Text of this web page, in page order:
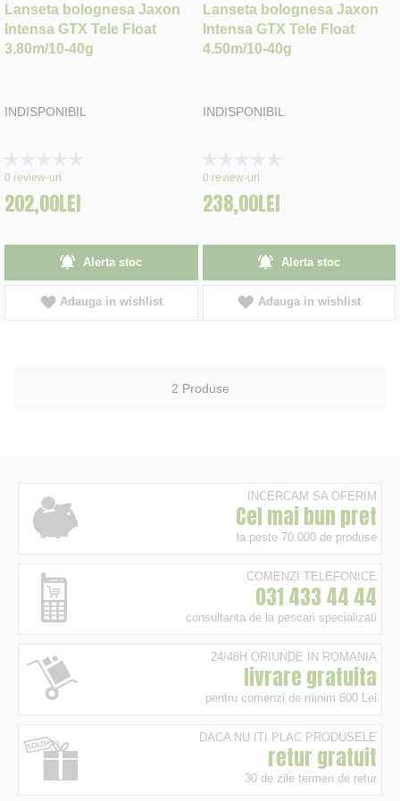
Lanseta bolognesa Jaxon
Intensa GTX Tele Float
3.80m/10-40g
INDISPONIBIL
0%
0 review-uri
202,00LEI
Alerta stoc
Adauga in wishlist
Lanseta bolognesa Jaxon
Intensa GTX Tele Float
4.50m/10-40g
INDISPONIBIL
0%
0 review-uri
238,00LEI
Alerta stoc
Adauga in wishlist
2 Produse
INCERCAM SA OFERIM
Cel mai bun pret
la peste 70.000 de produse
COMENZI TELEFONICE
031 433 44 44
consultanta de la pescari specializati
24/48H ORIUNDE IN ROMANIA
livrare gratuita
pentru comenzi de minim 600 Lei
DACA NU ITI PLAC PRODUSELE
retur gratuit
30 de zile termen de retur